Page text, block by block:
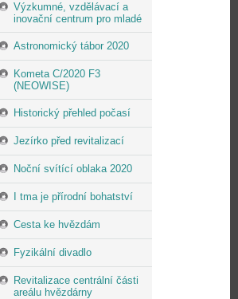
Výzkumné, vzdělávací a
inovační centrum pro mladé
Astronomický tábor 2020
Kometa C/2020 F3
(NEOWISE)
Historický přehled počasí
Jezírko před revitalizací
Noční svítící oblaka 2020
I tma je přírodní bohatství
Cesta ke hvězdám
Fyzikální divadlo
Revitalizace centrální části
areálu hvězdárny